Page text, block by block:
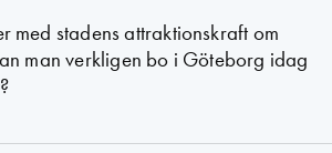
med stadens attraktionskraft om
man verkligen bo i Göteborg idag